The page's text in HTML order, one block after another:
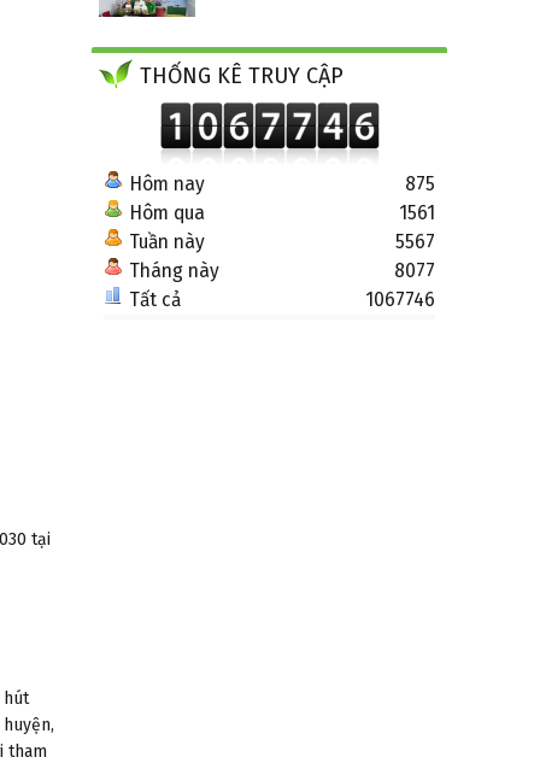
tại
hút
tham
THỐNG KÊ TRUY CẬP
Hôm nay
Hôm qua
Tuần này
Tháng này
Tất cả
875
1561
5567
8077
1067746